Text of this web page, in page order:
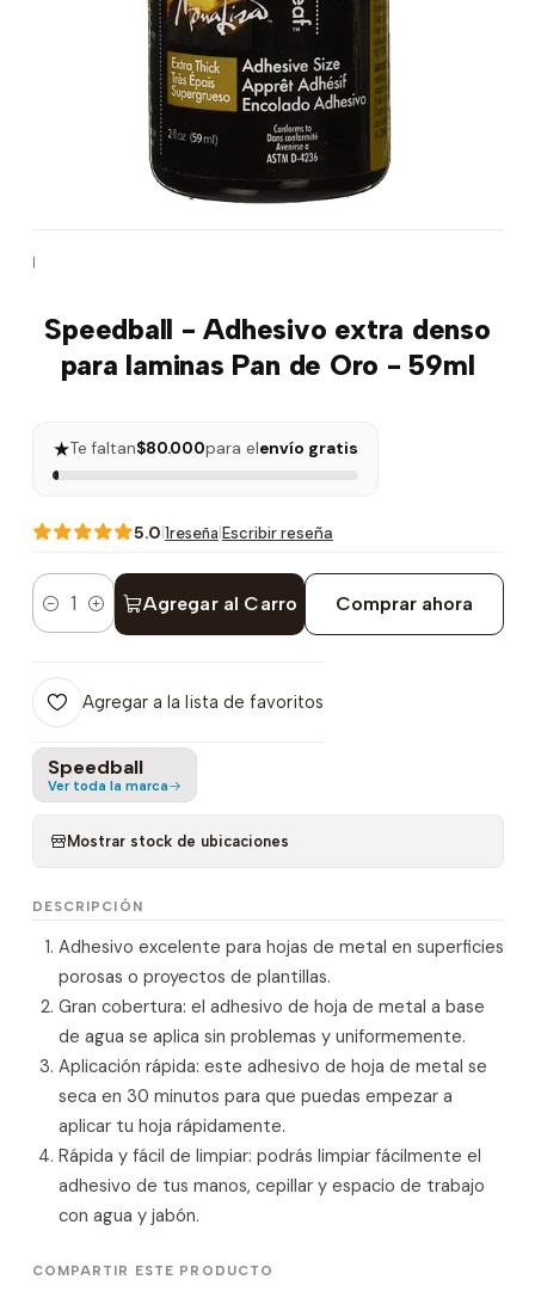
|
Speedball - Adhesivo extra denso
para laminas Pan de Oro - 59ml
★Te faltan$80.000para elenvío gratis
5.0|1reseña|Escribir reseña
Cantidad Agregar al Carro Comprar ahora
Agregar a la lista de favoritos
Speedball
Ver toda la marca
Mostrar stock de ubicaciones
DESCRIPCIÓN
Adhesivo excelente para hojas de metal en superficies
porosas o proyectos de plantillas.
Gran cobertura: el adhesivo de hoja de metal a base
de agua se aplica sin problemas y uniformemente.
Aplicación rápida: este adhesivo de hoja de metal se
seca en 30 minutos para que puedas empezar a
aplicar tu hoja rápidamente.
Rápida y fácil de limpiar: podrás limpiar fácilmente el
adhesivo de tus manos, cepillar y espacio de trabajo
con agua y jabón.
COMPARTIR ESTE PRODUCTO